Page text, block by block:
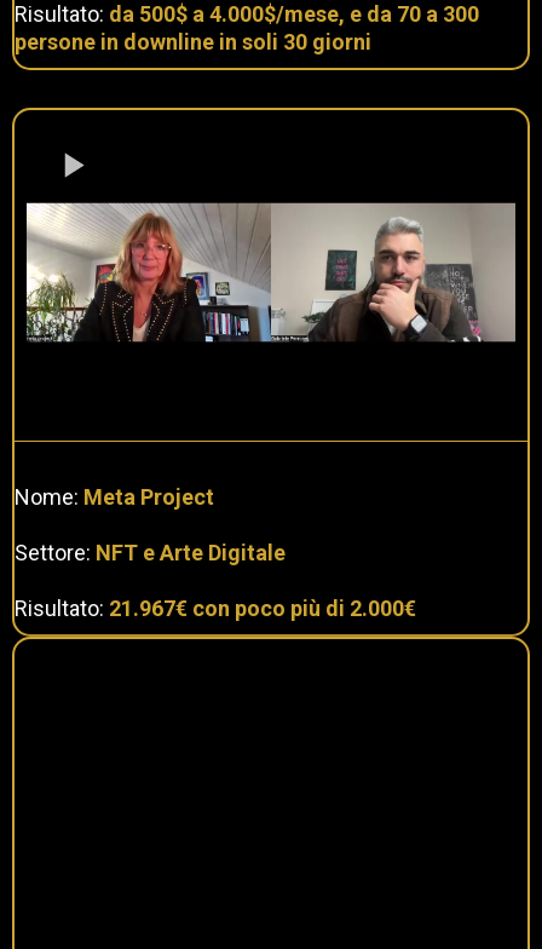
Risultato: da 500$ a 4.000$/mese, e da 70 a 300
persone in downline in soli 30 giorni
Nome: Meta Project
Settore: NFT e Arte Digitale
Risultato: 21.967€ con poco più di 2.000€